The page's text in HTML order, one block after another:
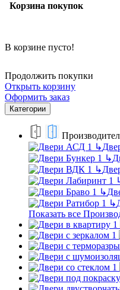
Корзина покупок
В корзине пусто!
Продолжить покупки
Открыть корзину
Оформить заказ
Категории
↳
↳
↳
↳
↳
Показать все